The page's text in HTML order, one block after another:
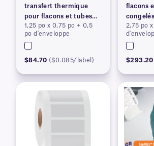
transfert thermique
pour flacons et tubes
congelés
1,25 po x 0,75 po + 0,5
po d'enveloppe
$84.70 ($0.085/label)
flacons
congelés
2,75 po
$293.20